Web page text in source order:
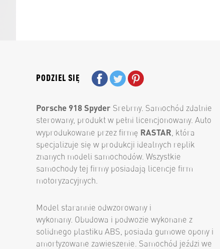
PODZIEL SIĘ
Porsche 918 Spyder Srebrny. Samochód zdalnie
sterowany, produkt w pełni licencjonowany. Auto
wyprodukowane przez firmę RASTAR, która
specjalizuje się w produkcji idealnych replik
znanych modeli samochodów. Wszystkie
samochody tej firmy posiadają licencje firm
motoryzacyjnych.
Model starannie odwzorowany i
wykonany. Obudowa i podwozie wykonane z
solidnego plastiku ABS, posiada gumowe opony i
amortyzowane zawieszenie. Samochód jeździ we